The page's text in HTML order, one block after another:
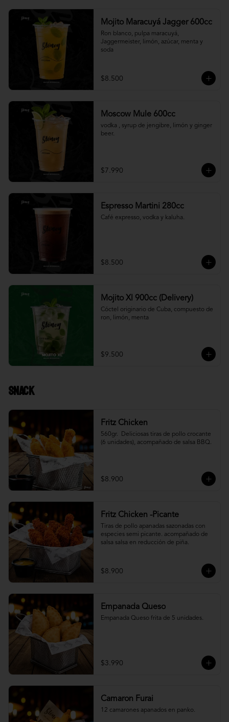
Mojito Maracuyá Jagger 600cc
Ron blanco, pulpa maracuyá,
Jaggermeister, limón, azúcar, menta y
soda
$8.500
Moscow Mule 600cc
vodka , syrup de jengibre, limón y ginger
beer.
$7.990
Espresso Martini 280cc
Café expresso, vodka y kaluha.
$8.500
Mojito Xl 900cc (Delivery)
Cóctel originario de Cuba, compuesto de
ron, limón, menta
$9.500
Snack
Fritz Chicken
560gr.  Deliciosas tiras de pollo crocante
(6 unidades), acompañado de salsa BBQ.
$8.900
Fritz Chicken -Picante
Tiras de pollo apanadas sazonadas con
especies semi picante. acompañado de
salsa salsa en reducción de piña.
$8.900
Empanada Queso
Empanada Queso frita de 5 unidades.
$3.990
Camaron Furai
12 camarones apanados en panko.